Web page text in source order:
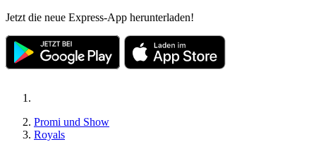
Jetzt die neue Express-App herunterladen!
Promi und Show
Royals